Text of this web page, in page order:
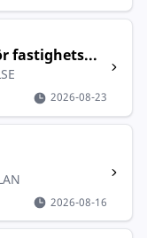
fastighets...
2026-08-23
2026-08-16